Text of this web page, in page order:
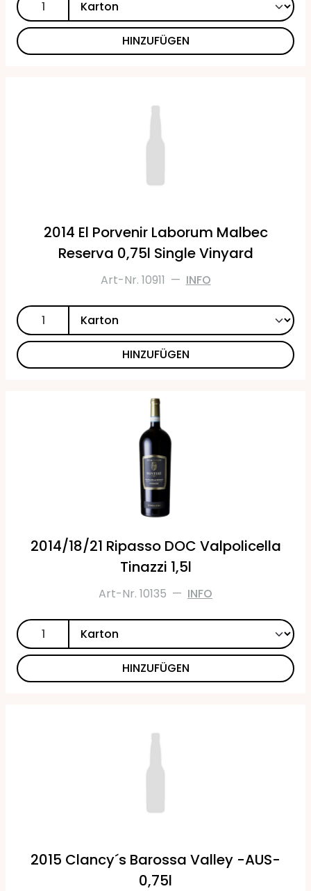
HINZUFÜGEN
2014 El Porvenir Laborum Malbec
Reserva 0,75l Single Vinyard
Art-Nr. 10911 — INFO
HINZUFÜGEN
2014/18/21 Ripasso DOC Valpolicella
Tinazzi 1,5l
Art-Nr. 10135 — INFO
HINZUFÜGEN
2015 Clancy´s Barossa Valley -AUS-
0,75l